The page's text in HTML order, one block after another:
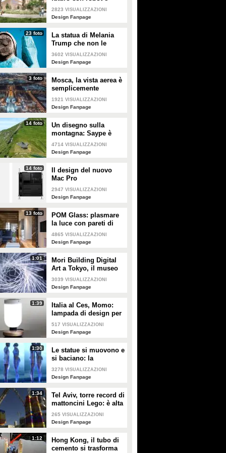
macchine autonome
2823 VISUALIZZAZIONI
Design Fanpage
23 foto
La statua di Melania
Trump che non le
somiglia per niente e
tutti gli altri "disastri"
3602 VISUALIZZAZIONI
Design Fanpage
3 foto
Mosca, la vista aerea è
semplicemente
mozzafiato
1921 VISUALIZZAZIONI
Design Fanpage
14 foto
Un disegno sulla
montagna: Saype è
l'artista che dipinge
prati e montagne
4714 VISUALIZZAZIONI
Design Fanpage
14 foto
Il design del nuovo
Mac Pro
2947 VISUALIZZAZIONI
Design Fanpage
13 foto
POM Glass: plasmare
la luce con pareti di
vetro, ferro e legno
4865 VISUALIZZAZIONI
Design Fanpage
1:01
Mori Building Digital
Art a Tokyo, il museo
più "folle" del mondo
3039 VISUALIZZAZIONI
Design Fanpage
1:39
Italia al Ces, Momo:
lampada di design per
la sicurezza in casa
517 VISUALIZZAZIONI
Design Fanpage
1:30
Le statue si muovono e
si baciano: la
romantica storia tra un
comune ragazzo e una
3278 VISUALIZZAZIONI
Design Fanpage
1:34
Tel Aviv, torre record di
mattoncini Lego: è alta
36 metri
265 VISUALIZZAZIONI
Design Fanpage
1:12
Hong Kong, il tubo di
cemento si trasforma